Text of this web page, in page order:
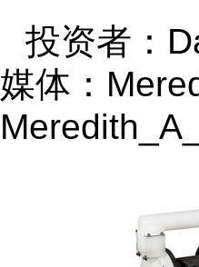
投资者：
媒体：